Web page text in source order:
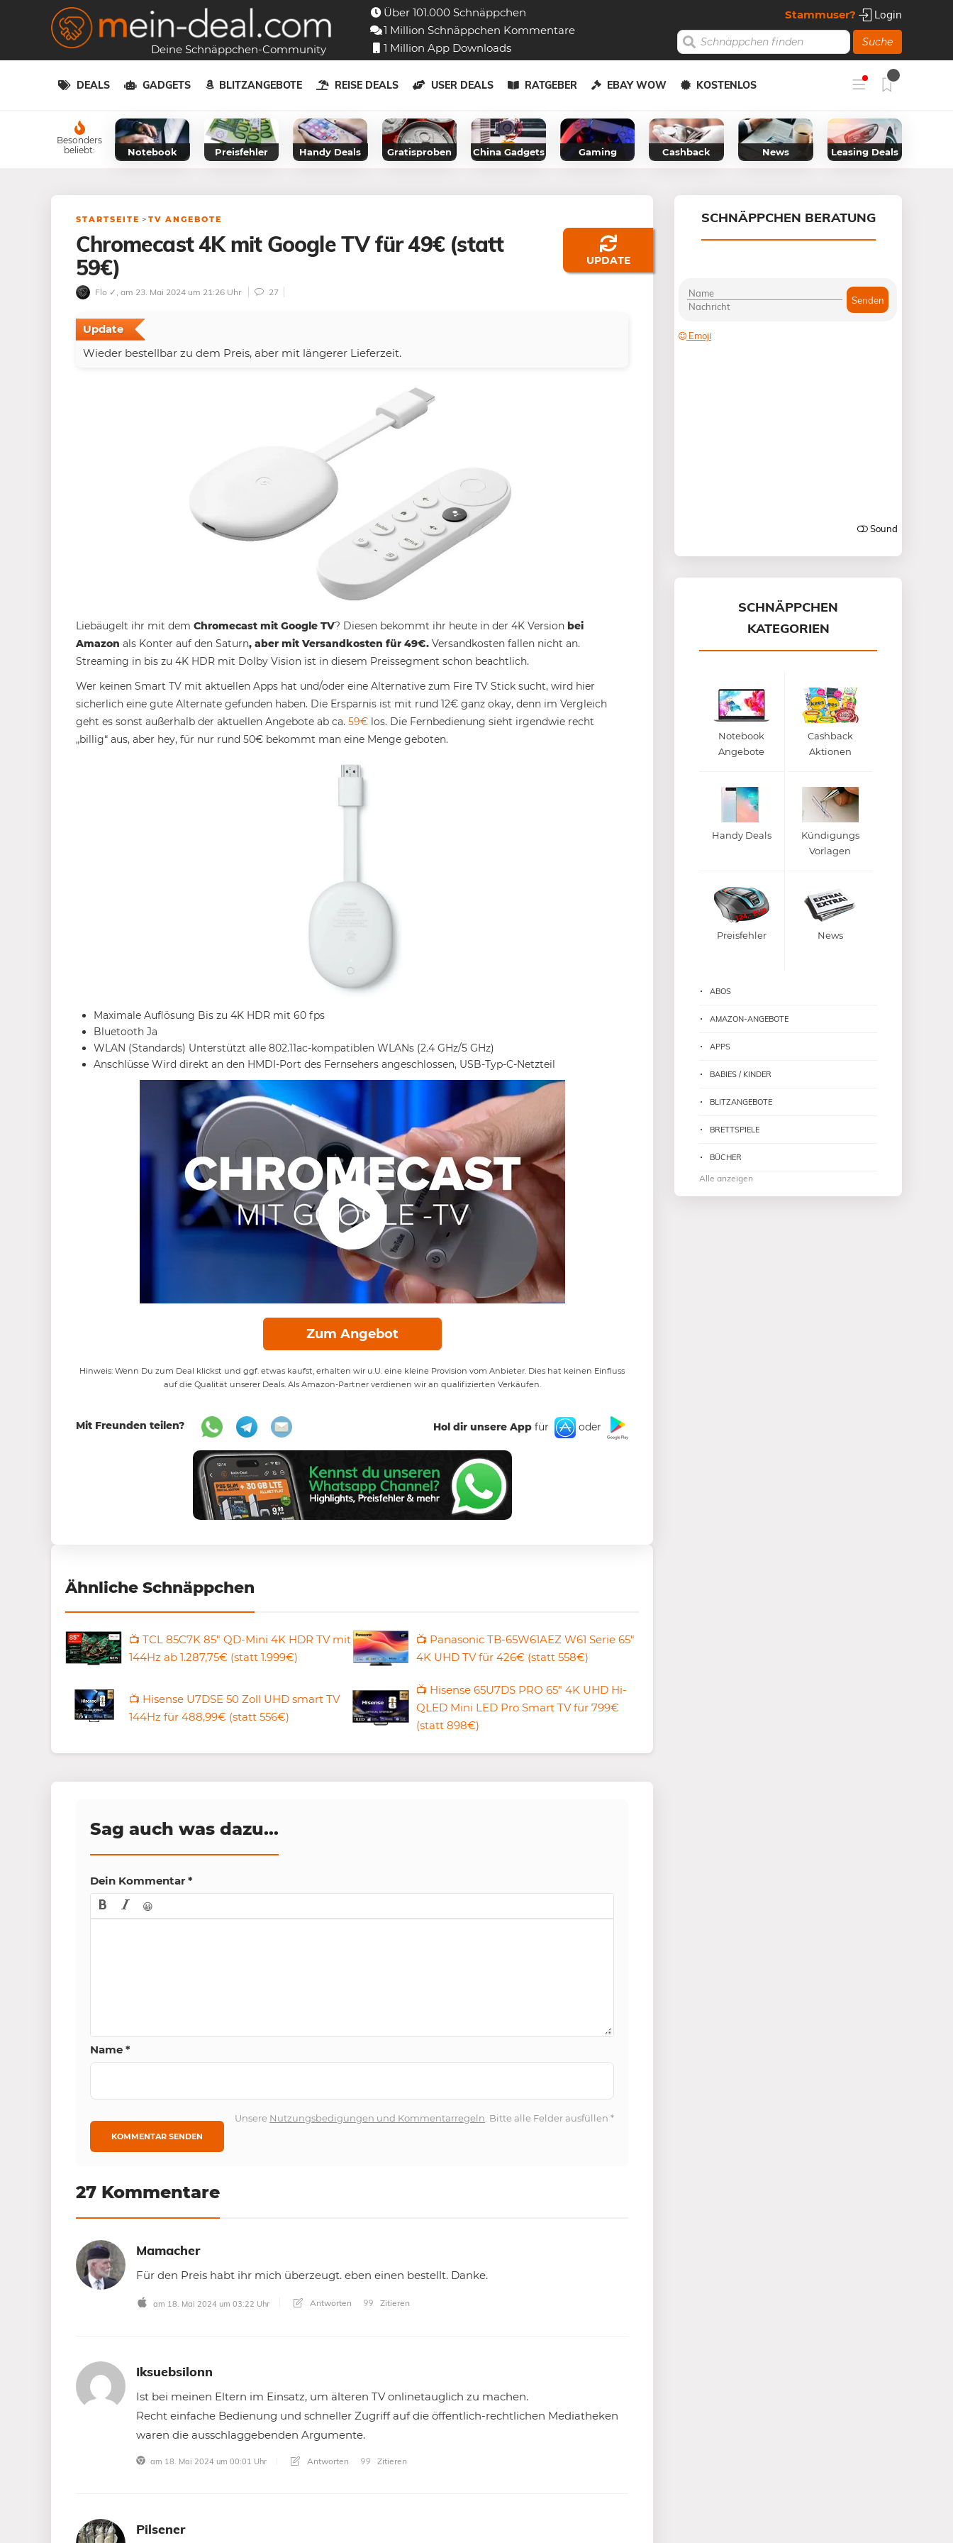
Deine Schnäppchen-Community
Über 101.000 Schnäppchen
1 Million Schnäppchen Kommentare
1 Million App Downloads
Stammuser? Login
Suche
DEALS GADGETS BLITZANGEBOTE REISE DEALS USER DEALS RATGEBER EBAY WOW KOSTENLOS
Besonders
beliebt:
Notebook Preisfehler Handy Deals Gratisproben China Gadgets Gaming Cashback News Leasing Deals
STARTSEITE > TV ANGEBOTE
Chromecast 4K mit Google TV für 49€ (statt
59€)
UPDATE
Flo ✓ , am 23. Mai 2024 um 21:26 Uhr 27
Update
Wieder bestellbar zu dem Preis, aber mit längerer Lieferzeit.
Liebäugelt ihr mit dem Chromecast mit Google TV? Diesen bekommt ihr heute in der 4K Version bei
Amazon als Konter auf den Saturn, aber mit Versandkosten für 49€. Versandkosten fallen nicht an.
Streaming in bis zu 4K HDR mit Dolby Vision ist in diesem Preissegment schon beachtlich.
Wer keinen Smart TV mit aktuellen Apps hat und/oder eine Alternative zum Fire TV Stick sucht, wird hier
sicherlich eine gute Alternate gefunden haben. Die Ersparnis ist mit rund 12€ ganz okay, denn im Vergleich
geht es sonst außerhalb der aktuellen Angebote ab ca. 59€ los. Die Fernbedienung sieht irgendwie recht
„billig“ aus, aber hey, für nur rund 50€ bekommt man eine Menge geboten.
Maximale Auflösung Bis zu 4K HDR mit 60 fps
Bluetooth Ja
WLAN (Standards) Unterstützt alle 802.11ac-kompatiblen WLANs (2.4 GHz/5 GHz)
Anschlüsse Wird direkt an den HMDI-Port des Fernsehers angeschlossen, USB-Typ-C-Netzteil
Zum Angebot
Hinweis: Wenn Du zum Deal klickst und ggf. etwas kaufst, erhalten wir u.U. eine kleine Provision vom Anbieter. Dies hat keinen Einfluss
auf die Qualität unserer Deals. Als Amazon-Partner verdienen wir an qualifizierten Verkäufen.
Mit Freunden teilen? Hol dir unsere App für oder
Ähnliche Schnäppchen
📺 TCL 85C7K 85″ QD-Mini 4K HDR TV mit
144Hz ab 1.287,75€ (statt 1.999€)
📺 Panasonic TB-65W61AEZ W61 Serie 65″
4K UHD TV für 426€ (statt 558€)
📺 Hisense U7DSE 50 Zoll UHD smart TV
144Hz für 488,99€ (statt 556€)
📺 Hisense 65U7DS PRO 65″ 4K UHD Hi-
QLED Mini LED Pro Smart TV für 799€
(statt 898€)
Sag auch was dazu...
Dein Kommentar *
😀
Name *
Unsere Nutzungsbedigungen und Kommentarregeln . Bitte alle Felder ausfüllen*
27 Kommentare
Mamacher
Für den Preis habt ihr mich überzeugt. eben einen bestellt. Danke.
am 18. Mai 2024 um 03:22 Uhr Antworten Zitieren
Iksuebsilonn
Ist bei meinen Eltern im Einsatz, um älteren TV onlinetauglich zu machen.
Recht einfache Bedienung und schneller Zugriff auf die öffentlich-rechtlichen Mediatheken
waren die ausschlaggebenden Argumente.
am 18. Mai 2024 um 00:01 Uhr Antworten Zitieren
Pilsener
SCHNÄPPCHEN BERATUNG
SCHNÄPPCHEN
KATEGORIEN
Notebook
Angebote
Cashback
Aktionen
Handy Deals
Kündigungs
Vorlagen
Preisfehler News
ABOS
AMAZON-ANGEBOTE
APPS
BABIES / KINDER
BLITZANGEBOTE
BRETTSPIELE
BÜCHER
Alle anzeigen